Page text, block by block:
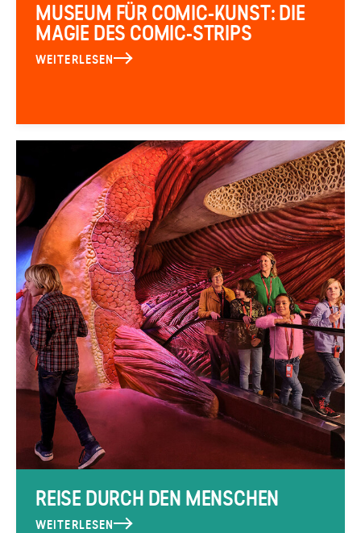
MUSEUM FÜR COMIC-KUNST: DIE
MAGIE DES COMIC-STRIPS
WEITERLESEN
REISE DURCH DEN MENSCHEN
WEITERLESEN